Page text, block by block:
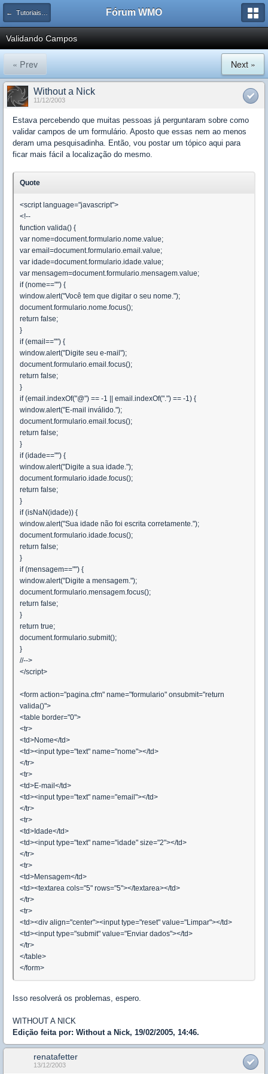
← Tutoriais e Artigos de Javascript, Ajax e Metodologias Fórum WMO
Validando Campos
« Prev Next »
Without a Nick
11/12/2003
Estava percebendo que muitas pessoas já perguntaram sobre como
validar campos de um formulário. Aposto que essas nem ao menos
deram uma pesquisadinha. Então, vou postar um tópico aqui para
ficar mais fácil a localização do mesmo.
Quote
<script language="javascript">
<!--
function valida() {
var nome=document.formulario.nome.value;
var email=document.formulario.email.value;
var idade=document.formulario.idade.value;
var mensagem=document.formulario.mensagem.value;
if (nome=="") {
window.alert("Você tem que digitar o seu nome.");
document.formulario.nome.focus();
return false;
}
if (email=="") {
window.alert("Digite seu e-mail");
document.formulario.email.focus();
return false;
}
if (email.indexOf("@") == -1 || email.indexOf(".") == -1) {
window.alert("E-mail inválido.");
document.formulario.email.focus();
return false;
}
if (idade=="") {
window.alert("Digite a sua idade.");
document.formulario.idade.focus();
return false;
}
if (isNaN(idade)) {
window.alert("Sua idade não foi escrita corretamente.");
document.formulario.idade.focus();
return false;
}
if (mensagem=="") {
window.alert("Digite a mensagem.");
document.formulario.mensagem.focus();
return false;
}
return true;
document.formulario.submit();
}
//-->
</script>
<form action="pagina.cfm" name="formulario" onsubmit="return
valida()">
<table border="0">
<tr>
<td>Nome</td>
<td><input type="text" name="nome"></td>
</tr>
<tr>
<td>E-mail</td>
<td><input type="text" name="email"></td>
</tr>
<tr>
<td>Idade</td>
<td><input type="text" name="idade" size="2"></td>
</tr>
<tr>
<td>Mensagem</td>
<td><textarea cols="5" rows="5"></textarea></td>
</tr>
<tr>
<td><div align="center"><input type="reset" value="Limpar"></td>
<td><input type="submit" value="Enviar dados"></td>
</tr>
</table>
</form>
Isso resolverá os problemas, espero.
WITHOUT A NICK
Edição feita por: Without a Nick, 19/02/2005, 14:46.
renatafetter
13/12/2003